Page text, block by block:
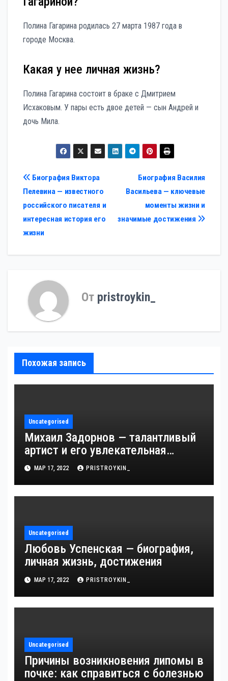
Полина Гагарина родилась 27 марта 1987 года в
городе Москва.
Какая у нее личная жизнь?
Полина Гагарина состоит в браке с Дмитрием
Исхаковым. У пары есть двое детей — сын Андрей и
дочь Мила.
Навигация
по
записям
Биография Василия
Васильева — ключевые
моменты жизни и
значимые достижения
Биография Виктора
Пелевина — известного
российского писателя и
интересная история его
жизни
От pristroykin_
Похожая запись
Uncategorised
Михаил Задорнов — талантливый
артист и его увлекательная
биография — выдающиеся
достижения, известность и
интересные факты из личной
МАР 17, 2022 PRISTROYKIN_
Uncategorised
Любовь Успенская — биография,
личная жизнь, достижения
МАР 17, 2022 PRISTROYKIN_
Uncategorised
Причины возникновения липомы в
почке: как справиться с болезнью